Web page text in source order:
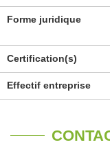
Forme juridique
Certification(s)
Effectif entreprise